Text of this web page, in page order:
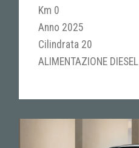
Km 0
Anno 2025
Cilindrata 20
ALIMENTAZIONE DIESEL